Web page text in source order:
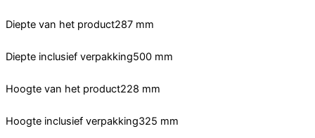
Diepte van het product287 mm
Diepte inclusief verpakking500 mm
Hoogte van het product228 mm
Hoogte inclusief verpakking325 mm